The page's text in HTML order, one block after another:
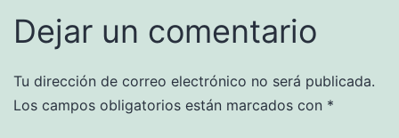
Dejar un comentario
Tu dirección de correo electrónico no será publicada.
Los campos obligatorios están marcados con *